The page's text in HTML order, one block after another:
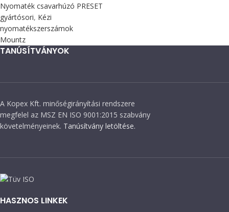
Nyomaték csavarhúzó PRESET
gyártósori, Kézi
nyomatékszerszámok
Mountz
TANÚSÍTVÁNYOK
A Kopex Kft. minőségirányítási rendszere
megfelel az MSZ EN ISO 9001:2015 szabvány
követelményeinek. Tanúsítvány letöltése.
HASZNOS LINKEK